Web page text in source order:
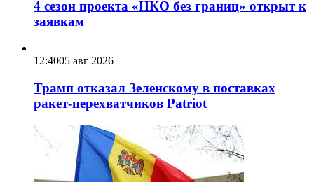
4 сезон проекта «НКО без границ» открыт к
заявкам
12:4005 авг 2026
Трамп отказал Зеленскому в поставках
ракет-перехватчиков Patriot